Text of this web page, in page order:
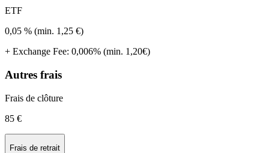
ETF
0,05 % (min. 1,25 €)
+ Exchange Fee: 0,006% (min. 1,20€)
Autres frais
Frais de clôture
85 €
Frais de retrait